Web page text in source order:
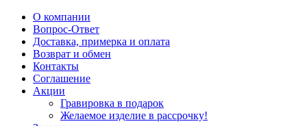
О компании
Вопрос-Ответ
Доставка, примерка и оплата
Возврат и обмен
Контакты
Соглашение
Акции
Гравировка в подарок
Желаемое изделие в рассрочку!